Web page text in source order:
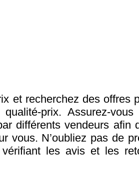
et recherchez des offres
prix. Assurez-
différents vendeurs afin
vous. N’oubliez pas de
les avis et les